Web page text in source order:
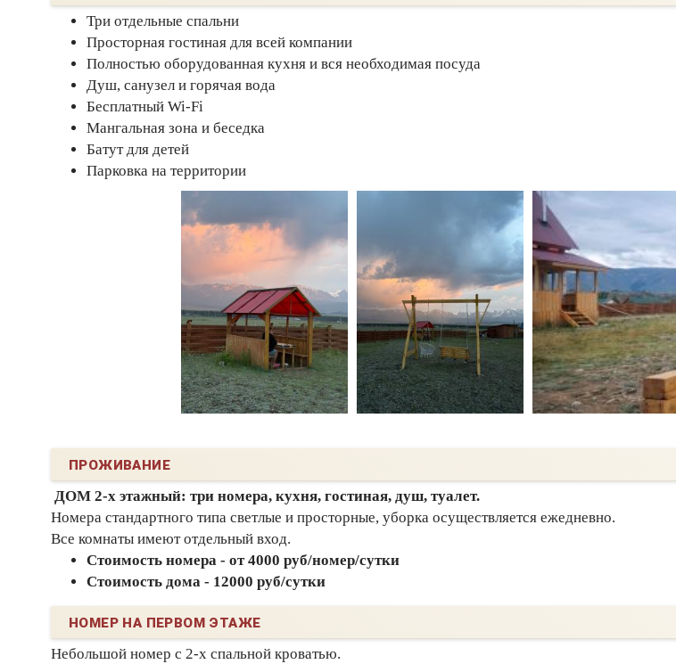
Три отдельные спальни
Просторная гостиная для всей компании
Полностью оборудованная кухня и вся необходимая посуда
Душ, санузел и горячая вода
Бесплатный Wi-Fi
Мангальная зона и беседка
Батут для детей
Парковка на территории
ПРОЖИВАНИЕ
ДОМ 2-х этажный: три номера, кухня, гостиная, душ, туалет.
Номера стандартного типа светлые и просторные, уборка осуществляется ежедневно.
Все комнаты имеют отдельный вход.
Стоимость номера - от 4000 руб/номер/сутки
Стоимость дома - 12000 руб/сутки
НОМЕР НА ПЕРВОМ ЭТАЖЕ
Небольшой номер с 2-х спальной кроватью.